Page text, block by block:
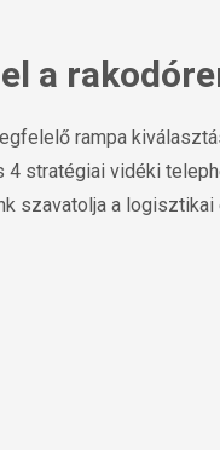
a
rampa
vidéki
szavatolja a